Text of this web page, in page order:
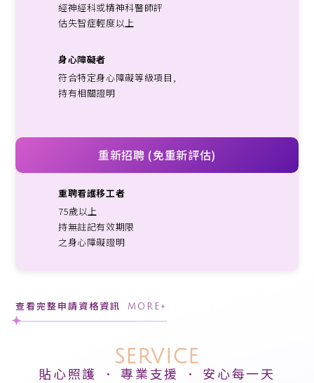
經神經科或精神科醫師評
估失智症輕度以上
身心障礙者
符合特定身心障礙等級項目,
持有相關證明
重新招聘 (免重新評估)
重聘看護移工者
75歲以上
持無註記有效期限
之身心障礙證明
查看完整申請資格資訊 MORE+
SERVICE
貼心照護 ． 專業支援 ． 安心每一天